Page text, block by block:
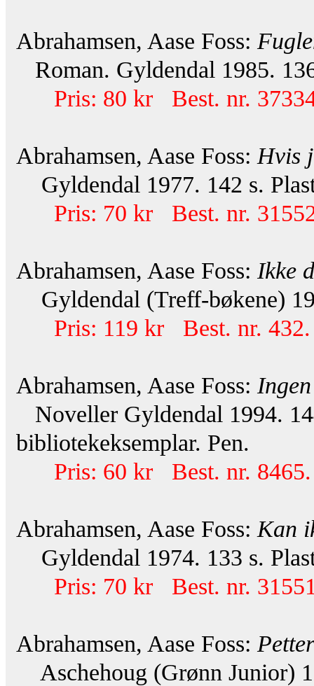
Abrahamsen, Aase Foss:
Roman. Gyldendal 1985.
Pris: 80 kr Best. nr.
Abrahamsen, Aase Foss: Hvis
Gyldendal 1977. 142 s.
Pris: 70 kr Best. nr.
Abrahamsen, Aase Foss: Ikke
Gyldendal (Treff-bøkene)
Pris: 119 kr Best. nr. 432.
Abrahamsen, Aase Foss:
Noveller Gyldendal 1994.
bibliotekeksemplar. Pen.
Pris: 60 kr Best. nr. 8465.
Abrahamsen, Aase Foss: Kan
Gyldendal 1974. 133 s.
Pris: 70 kr Best. nr.
Abrahamsen, Aase Foss:
Aschehoug (Grønn Junior)